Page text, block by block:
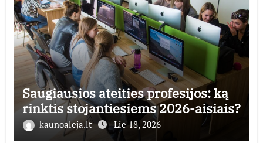
Saugiausios ateities profesijos: ką
rinktis stojantiesiems 2026-aisiais?
kaunoaleja.lt Lie 18, 2026